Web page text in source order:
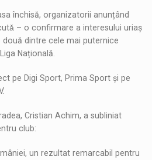
închisă, organizatorii anunțând
– o confirmare a interesului uriaș
dintre cele mai puternice
Națională.
pe Digi Sport, Prima Sport și pe
Cristian Achim, a subliniat
club:
un rezultat remarcabil pentru